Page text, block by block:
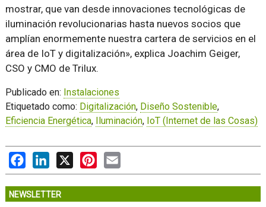
mostrar, que van desde innovaciones tecnológicas de
iluminación revolucionarias hasta nuevos socios que
amplían enormemente nuestra cartera de servicios en el
área de IoT y digitalización», explica Joachim Geiger,
CSO y CMO de Trilux.
Publicado en: Instalaciones
Etiquetado como: Digitalización, Diseño Sostenible,
Eficiencia Energética, Iluminación, IoT (Internet de las Cosas)
FacebookLinkedIn Pinterest
NEWSLETTER